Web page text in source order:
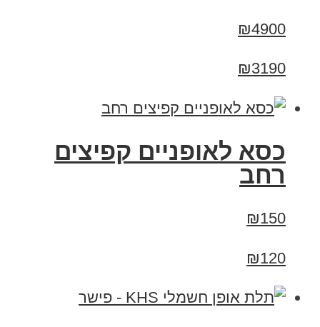
₪4900
₪3190
כסא לאופניים קפיצים
רחב
₪150
₪120